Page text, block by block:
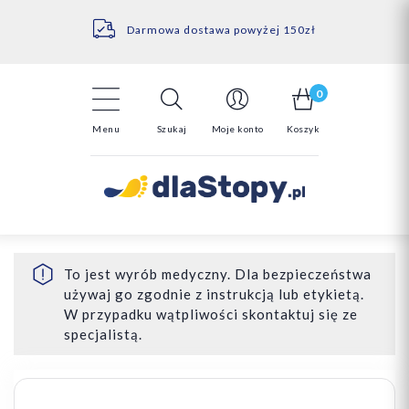
Darmowa dostawa powyżej 150zł
14 Dni na darmowy zwrot*
Menu Szukaj Moje konto
0
Koszyk
To jest wyrób medyczny. Dla bezpieczeństwa
używaj go zgodnie z instrukcją lub etykietą.
W przypadku wątpliwości skontaktuj się ze
specjalistą.